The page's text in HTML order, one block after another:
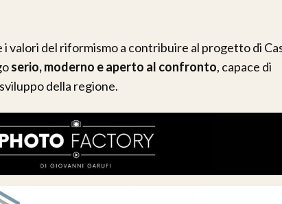
valori del riformismo a contribuire al progetto di
serio, moderno e aperto al confronto, capace di
della regione.